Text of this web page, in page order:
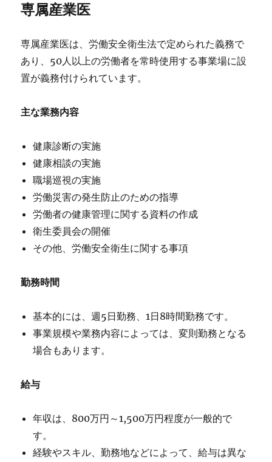
専属産業医
専属産業医は、労働安全衛生法で定められた義務で
あり、50人以上の労働者を常時使用する事業場に設
置が義務付けられています。
主な業務内容
健康診断の実施
健康相談の実施
職場巡視の実施
労働災害の発生防止のための指導
労働者の健康管理に関する資料の作成
衛生委員会の開催
その他、労働安全衛生に関する事項
勤務時間
基本的には、週5日勤務、1日8時間勤務です。
事業規模や業務内容によっては、変則勤務となる
場合もあります。
給与
年収は、800万円～1,500万円程度が一般的で
す。
経験やスキル、勤務地などによって、給与は異な